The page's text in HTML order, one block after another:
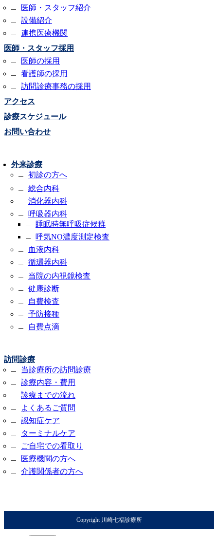
医師・スタッフ紹介
設備紹介
連携医療機関
医師・スタッフ採用
医師の採用
看護師の採用
訪問診療事務の採用
アクセス
診療スケジュール
お問い合わせ
外来診療
初診の方へ
総合内科
消化器内科
呼吸器内科
睡眠時無呼吸症候群
呼気NO濃度測定検査
血液内科
循環器内科
当院の内視鏡検査
健康診断
自費検査
予防接種
自費点滴
訪問診療
当診療所の訪問診療
診療内容・費用
診療までの流れ
よくあるご質問
認知症ケア
ターミナルケア
ご自宅での看取り
医療機関の方へ
介護関係者の方へ
Copyright 川崎七福診療所